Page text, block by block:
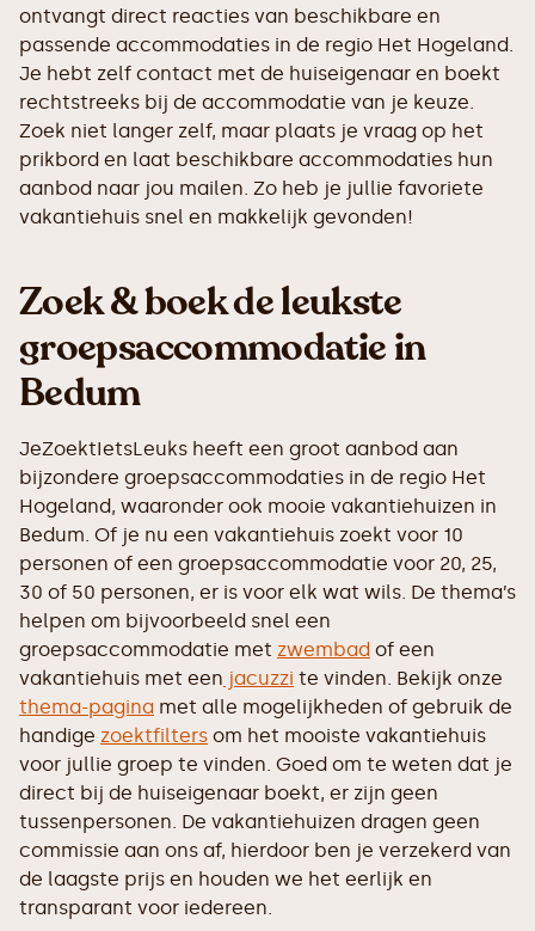
ontvangt direct reacties van beschikbare en
passende accommodaties in de regio Het Hogeland.
Je hebt zelf contact met de huiseigenaar en boekt
rechtstreeks bij de accommodatie van je keuze.
Zoek niet langer zelf, maar plaats je vraag op het
prikbord en laat beschikbare accommodaties hun
aanbod naar jou mailen. Zo heb je jullie favoriete
vakantiehuis snel en makkelijk gevonden!
Zoek & boek de leukste
groepsaccommodatie in
Bedum
JeZoektIetsLeuks heeft een groot aanbod aan
bijzondere groepsaccommodaties in de regio Het
Hogeland, waaronder ook mooie vakantiehuizen in
Bedum. Of je nu een vakantiehuis zoekt voor 10
personen of een groepsaccommodatie voor 20, 25,
30 of 50 personen, er is voor elk wat wils. De thema’s
helpen om bijvoorbeeld snel een
groepsaccommodatie met zwembad of een
vakantiehuis met een jacuzzi te vinden. Bekijk onze
thema-pagina met alle mogelijkheden of gebruik de
handige zoektfilters om het mooiste vakantiehuis
voor jullie groep te vinden. Goed om te weten dat je
direct bij de huiseigenaar boekt, er zijn geen
tussenpersonen. De vakantiehuizen dragen geen
commissie aan ons af, hierdoor ben je verzekerd van
de laagste prijs en houden we het eerlijk en
transparant voor iedereen.